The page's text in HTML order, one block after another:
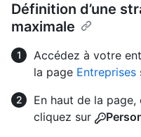
Définition d’une
maximale
Accédez à votre
la page Entreprises
En haut de la page,
cliquez sur